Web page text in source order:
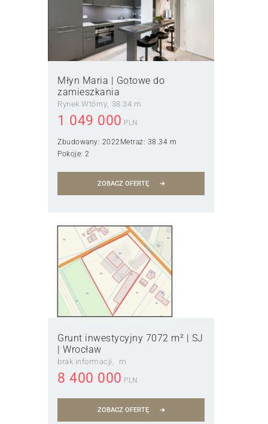
Młyn Maria | Gotowe do
zamieszkania
Rynek Wtórny 38.34 m
1 049 000 PLN
Zbudowany: 2022 Metraż: 38.34 m
Pokoje: 2
ZOBACZ OFERTĘ
Grunt inwestycyjny 7072 m² | SJ
| Wrocław
brak informacji m
8 400 000 PLN
ZOBACZ OFERTĘ